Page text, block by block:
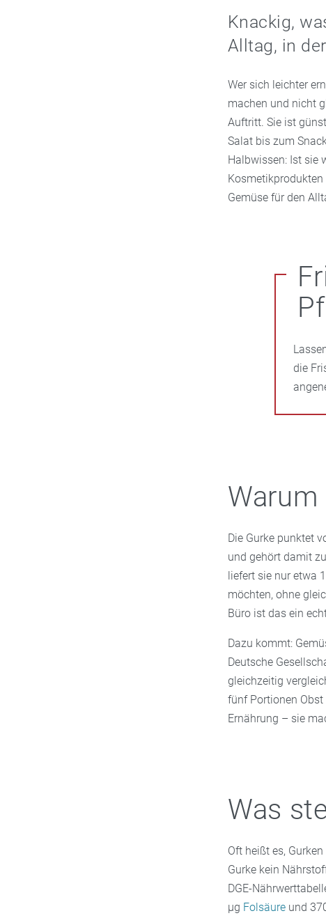
Knackig,
Alltag, in
Wer sich leichter
machen und nicht
Auftritt. Sie ist
Salat bis zum
Halbwissen: Ist sie
Gemüse für den
die
Die Gurke punktet
und gehört damit
liefert sie nur etwa
möchten, ohne
Büro ist das ein
Dazu kommt:
Deutsche
gleichzeitig
fünf Portionen Obst
Ernährung – sie
Was
Oft heißt es,
Gurke kein
DGE-
µg Folsäureund